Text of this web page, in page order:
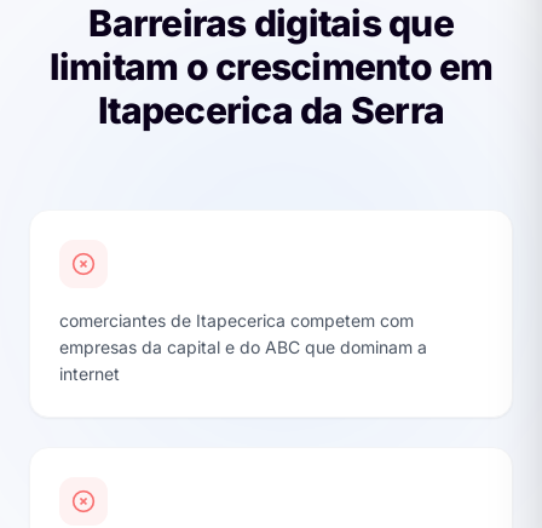
Barreiras digitais que
limitam o crescimento em
Itapecerica da Serra
comerciantes de Itapecerica competem com
empresas da capital e do ABC que dominam a
internet